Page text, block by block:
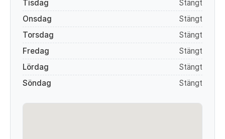
Tisdag
Stängt
Onsdag
Stängt
Torsdag
Stängt
Fredag
Stängt
Lördag
Stängt
Söndag
Stängt